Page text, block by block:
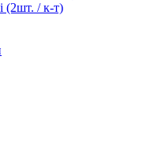
(2шт. / к-т)